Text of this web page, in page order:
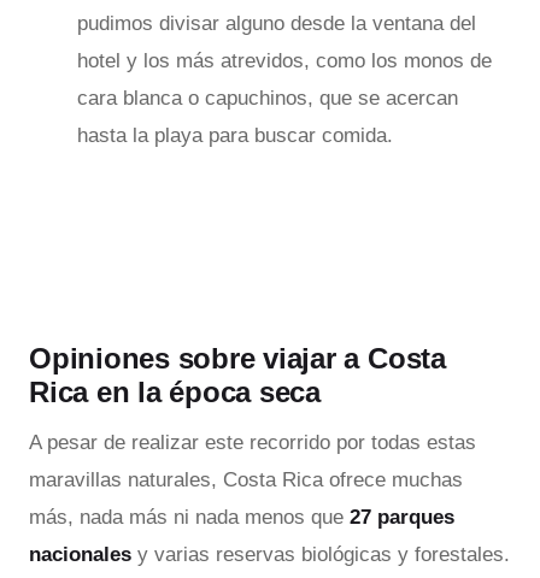
pudimos divisar alguno desde la ventana del
hotel y los más atrevidos, como los monos de
cara blanca o capuchinos, que se acercan
hasta la playa para buscar comida.
Opiniones sobre viajar a Costa
Rica en la época seca
A pesar de realizar este recorrido por todas estas
maravillas naturales, Costa Rica ofrece muchas
más, nada más ni nada menos que 27 parques
nacionales y varias reservas biológicas y forestales.